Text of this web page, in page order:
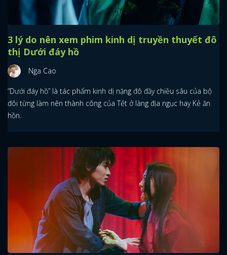
3 lý do nên xem phim kinh dị truyền thuyết đô
thị Dưới đáy hồ
Nga Cao
“Dưới đáy hồ” là tác phẩm kinh dị nặng đô đầy chiều sâu của bộ
đôi từng làm nên thành công của Tết ở làng địa ngục hay Kẻ ăn
hồn.